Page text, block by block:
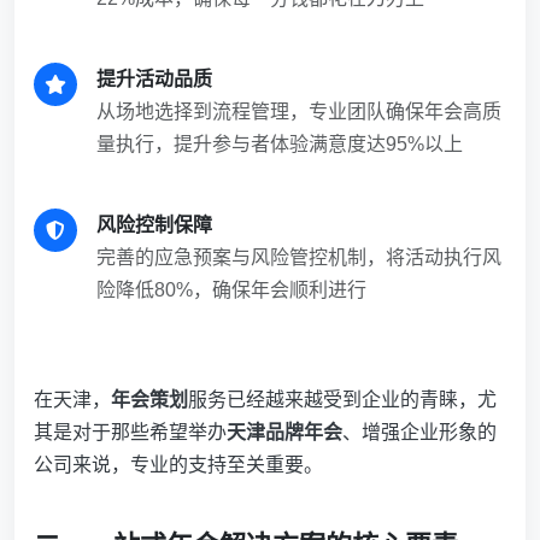
提升活动品质
从场地选择到流程管理，专业团队确保年会高质
量执行，提升参与者体验满意度达95%以上
风险控制保障
完善的应急预案与风险管控机制，将活动执行风
险降低80%，确保年会顺利进行
在天津， 年会策划 服务已经越来越受到企业的青睐，尤
其是对于那些希望举办天津品牌年会、增强企业形象的
公司来说，专业的支持至关重要。